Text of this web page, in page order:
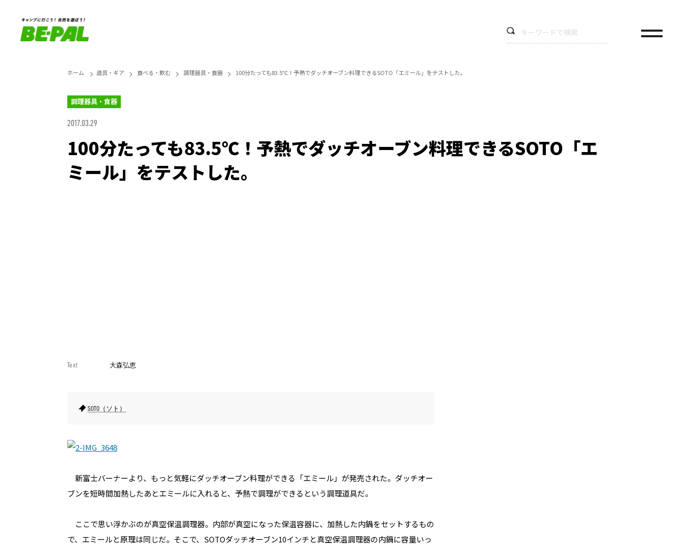
ホーム 道具・ギア 食べる・飲む 調理器具・食器 100分たっても83.5℃！予熱でダッチオーブン料理できるSOTO「エミール」をテストした。
調理器具・食器
2017.03.29
100分たっても83.5℃！予熱でダッチオーブン料理できるSOTO「エ
ミール」をテストした。
Text 大森弘恵
SOTO（ソト）
新富士バーナーより、もっと気軽にダッチオーブン料理ができる「エミール」が発売された。ダッチオー
ブンを短時間加熱したあとエミールに入れると、予熱で調理ができるという調理道具だ。
ここで思い浮かぶのが真空保温調理器。内部が真空になった保温容器に、加熱した内鍋をセットするもの
で、エミールと原理は同じだ。そこで、SOTOダッチオーブン10インチと真空保温調理器の内鍋に容量いっ